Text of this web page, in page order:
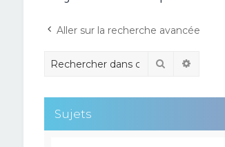
Aller sur la recherche avancée
Rechercher
Sujets